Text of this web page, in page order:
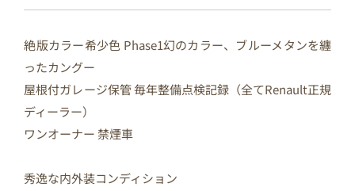
絶版カラー希少色 Phase1幻のカラー、ブルーメタンを纏
ったカングー
屋根付ガレージ保管 毎年整備点検記録（全てRenault正規
ディーラー）
ワンオーナー 禁煙車
秀逸な内外装コンディション